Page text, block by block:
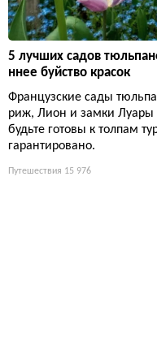
5 лучших садов
ннее буйство красок
Французские сады
риж, Лион и замки Луары
будьте готовы к толпам
гарантировано.
Путешествия 15 976